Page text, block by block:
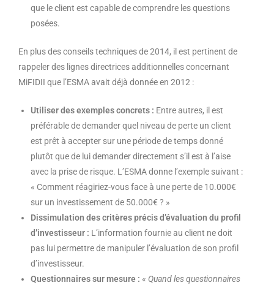
que le client est capable de comprendre les questions
posées.
En plus des conseils techniques de 2014, il est pertinent de
rappeler des lignes directrices additionnelles concernant
MiFIDII que l’ESMA avait déjà donnée en 2012 :
Utiliser des exemples concrets : Entre autres, il est
préférable de demander quel niveau de perte un client
est prêt à accepter sur une période de temps donné
plutôt que de lui demander directement s’il est à l’aise
avec la prise de risque. L’ESMA donne l’exemple suivant :
« Comment réagiriez-vous face à une perte de 10.000€
sur un investissement de 50.000€ ? »
Dissimulation des critères précis d’évaluation du profil
d’investisseur : L’information fournie au client ne doit
pas lui permettre de manipuler l’évaluation de son profil
d’investisseur.
Questionnaires sur mesure : « Quand les questionnaires